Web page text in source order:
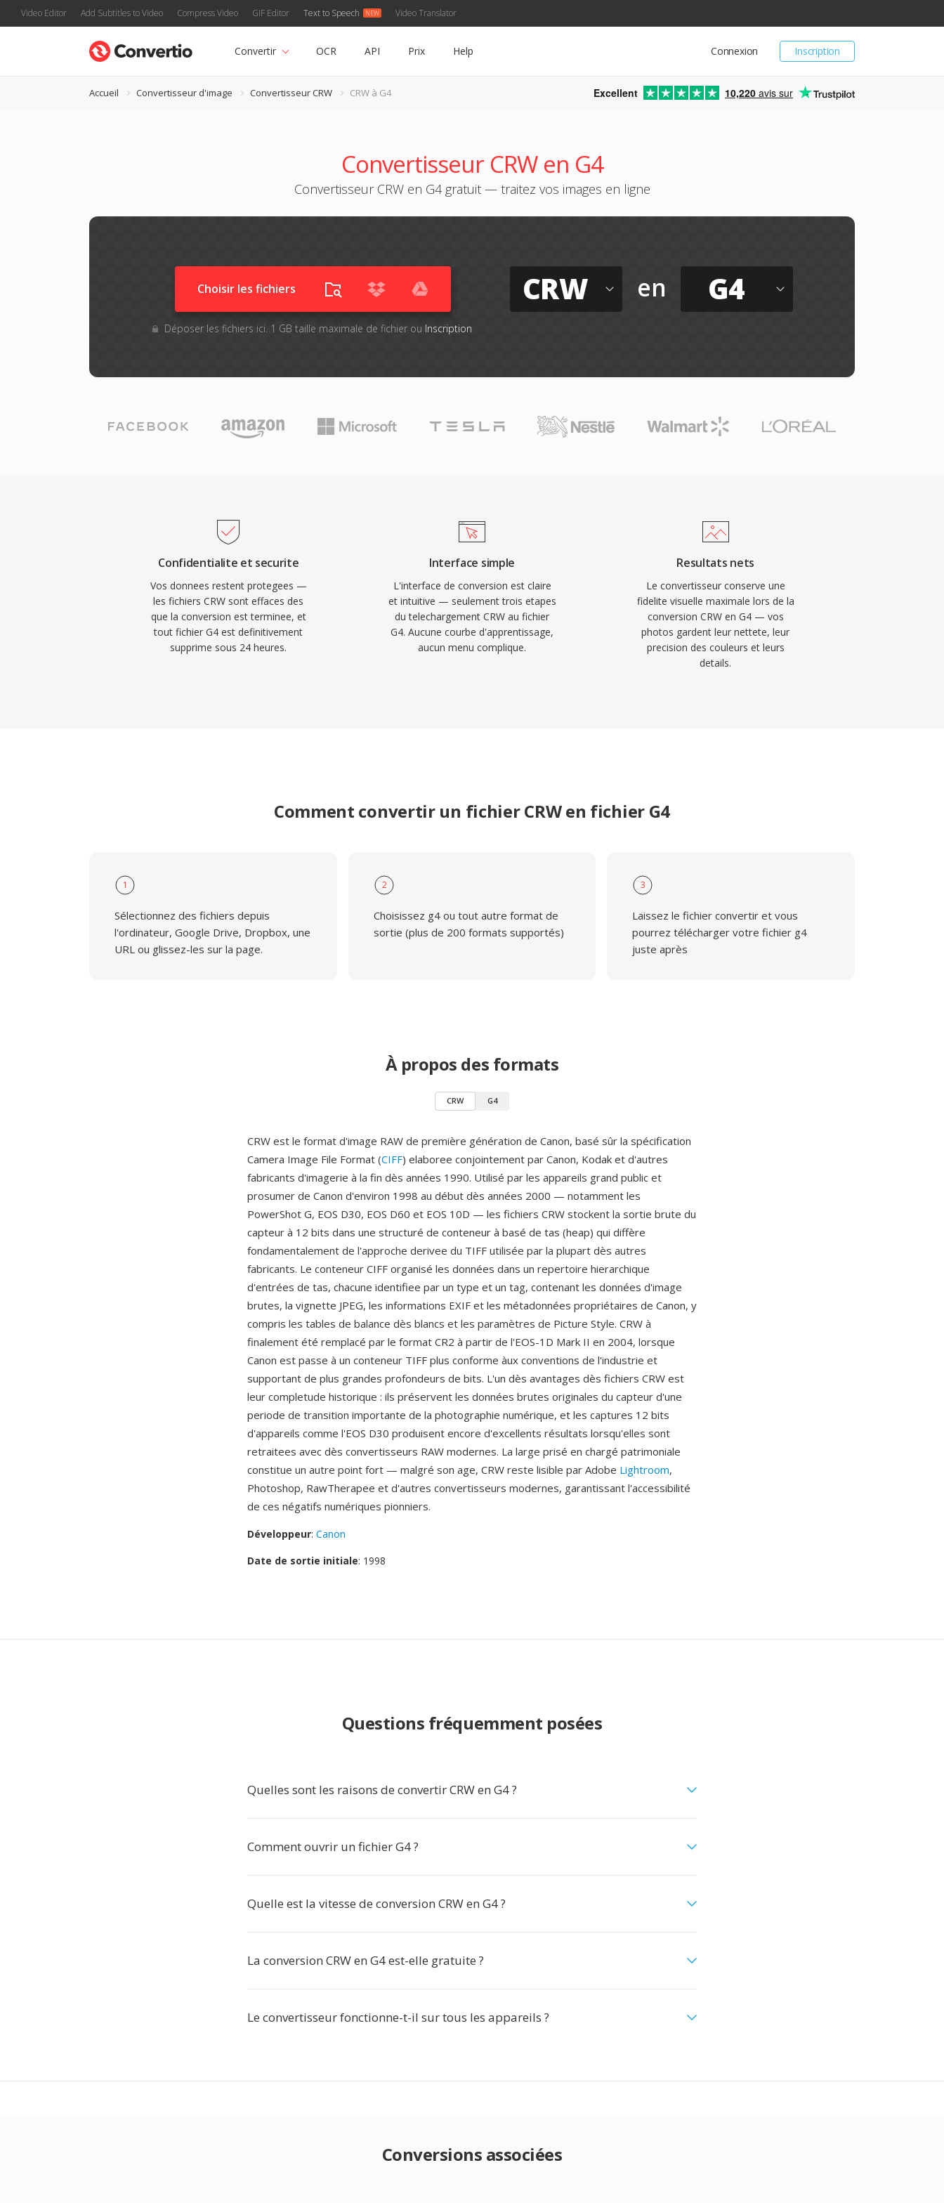
Video Editor Add Subtitles to Video Compress Video GIF Editor Text to Speech Video Translator
Inscription
Connexion
Convertir OCR API Prix Help
Accueil Convertisseur d'image Convertisseur CRW CRW à G4 Excellent 10,220 avis sur
Convertisseur CRW en G4
Convertisseur CRW en G4 gratuit — traitez vos images en ligne
Choisir les fichiers
Déposer les fichiers ici. 1 GB taille maximale de fichier ou Inscription
CRW en G4
Confidentialite et securite
Vos donnees restent protegees —
les fichiers CRW sont effaces des
que la conversion est terminee, et
tout fichier G4 est definitivement
supprime sous 24 heures.
Interface simple
L'interface de conversion est claire
et intuitive — seulement trois etapes
du telechargement CRW au fichier
G4. Aucune courbe d'apprentissage,
aucun menu complique.
Resultats nets
Le convertisseur conserve une
fidelite visuelle maximale lors de la
conversion CRW en G4 — vos
photos gardent leur nettete, leur
precision des couleurs et leurs
details.
Comment convertir un fichier CRW en fichier G4
1
Sélectionnez des fichiers depuis
l'ordinateur, Google Drive, Dropbox, une
URL ou glissez-les sur la page.
2
Choisissez g4 ou tout autre format de
sortie (plus de 200 formats supportés)
3
Laissez le fichier convertir et vous
pourrez télécharger votre fichier g4
juste après
À propos des formats
CRW G4
CRW est le format d'image RAW de première génération de Canon, basé sûr la spécification
Camera Image File Format (CIFF) elaboree conjointement par Canon, Kodak et d'autres
fabricants d'imagerie à la fin dès années 1990. Utilisé par les appareils grand public et
prosumer de Canon d'environ 1998 au début dès années 2000 — notamment les
PowerShot G, EOS D30, EOS D60 et EOS 10D — les fichiers CRW stockent la sortie brute du
capteur à 12 bits dans une structuré de conteneur à basé de tas (heap) qui diffère
fondamentalement de l'approche derivee du TIFF utilisée par la plupart dès autres
fabricants. Le conteneur CIFF organisé les données dans un repertoire hierarchique
d'entrées de tas, chacune identifiee par un type et un tag, contenant les données d'image
brutes, la vignette JPEG, les informations EXIF et les métadonnées propriétaires de Canon, y
compris les tables de balance dès blancs et les paramètres de Picture Style. CRW à
finalement été remplacé par le format CR2 à partir de l'EOS-1D Mark II en 2004, lorsque
Canon est passe à un conteneur TIFF plus conforme àux conventions de l'industrie et
supportant de plus grandes profondeurs de bits. L'un dès avantages dès fichiers CRW est
leur completude historique : ils préservent les données brutes originales du capteur d'une
periode de transition importante de la photographie numérique, et les captures 12 bits
d'appareils comme l'EOS D30 produisent encore d'excellents résultats lorsqu'elles sont
retraitees avec dès convertisseurs RAW modernes. La large prisé en chargé patrimoniale
constitue un autre point fort — malgré son age, CRW reste lisible par Adobe Lightroom,
Photoshop, RawTherapee et d'autres convertisseurs modernes, garantissant l'accessibilité
de ces négatifs numériques pionniers.
Développeur: Canon
Date de sortie initiale: 1998
Questions fréquemment posées
Quelles sont les raisons de convertir CRW en G4 ?
Comment ouvrir un fichier G4 ?
Quelle est la vitesse de conversion CRW en G4 ?
La conversion CRW en G4 est-elle gratuite ?
Le convertisseur fonctionne-t-il sur tous les appareils ?
Conversions associées